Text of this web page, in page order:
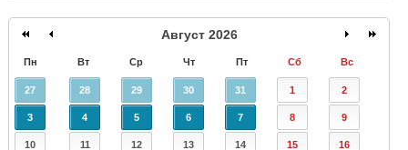
Август 2026
Пн Вт Ср Чт Пт Сб Вс
27 28 29 30 31 1 2
3 4 5 6 7 8 9
10 11 12 13 14 15 16